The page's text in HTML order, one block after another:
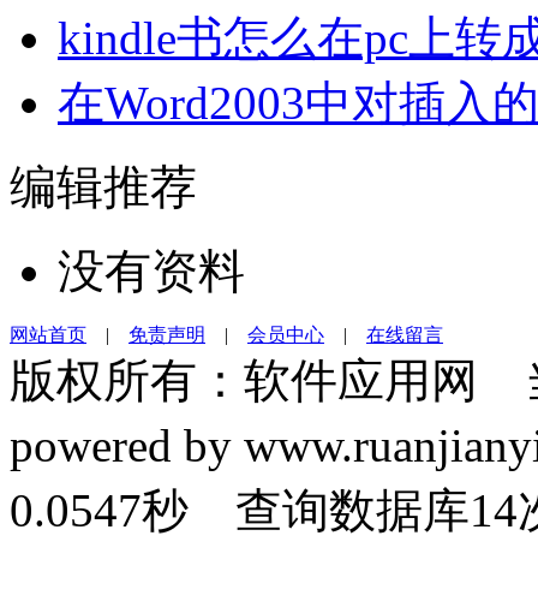
kindle书怎么在pc上转
在Word2003中对插入
编辑推荐
没有资料
网站首页 | 免责声明 | 会员中心 | 在线留言
版权所有：软件应用网
powered by
0.0547秒 查询数据库